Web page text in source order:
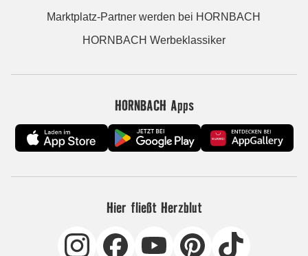
Marktplatz-Partner werden bei HORNBACH
HORNBACH Werbeklassiker
HORNBACH Apps
Hier fließt Herzblut